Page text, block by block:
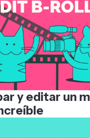
y editar un